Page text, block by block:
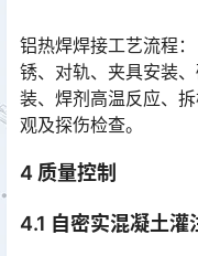
铝热焊焊接工艺流程
锈、对轨、夹具安装
装、焊剂高温反应、
观及探伤检查。󠅅󠅃󠄵󠅂󠄪󠇖󠆨󠆨󠇕󠆞󠆒󠅬󠇘󠆭󠆘󠇙󠆝󠅵󠇗󠆭󠆁󠄐󠇗󠅹󠅸󠇖󠆍󠅳󠇖󠅹󠅰󠇖󠆌󠅹
4 质量控制
4.1 自密实混凝土灌